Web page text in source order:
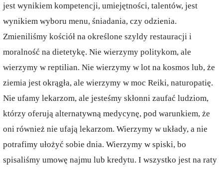
jest wynikiem kompetencji, umiejętności, talentów, jest
wynikiem wyboru menu, śniadania, czy odzienia.
Zmieniliśmy kościół na określone szyldy restauracji i
moralność na dietetykę. Nie wierzymy politykom, ale
wierzymy w reptilian. Nie wierzymy w lot na kosmos lub, że
ziemia jest okrągła, ale wierzymy w moc Reiki, naturopatię.
Nie ufamy lekarzom, ale jesteśmy skłonni zaufać ludziom,
którzy oferują alternatywną medycynę, pod warunkiem, że
oni również nie ufają lekarzom. Wierzymy w układy, a nie
potrafimy ułożyć sobie dnia. Wierzymy w spiski, bo
spisaliśmy umowę najmu lub kredytu. I wszystko jest na raty